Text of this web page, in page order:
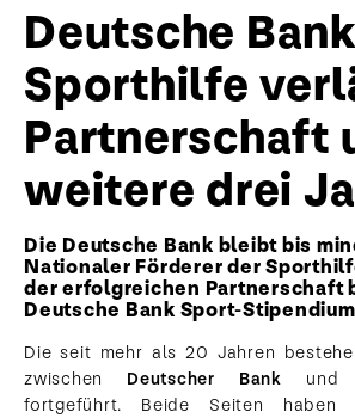
Deutsche
Sporthilfe
Partnerschaft
weitere drei
Die Deutsche Bank bleibt bis
Nationaler Förderer der
der erfolgreichen Partnerschaft
Deutsche Bank Sport-
Die seit mehr als 20 Jahren
zwischen Deutscher Bank
fortgeführt. Beide Seiten haben